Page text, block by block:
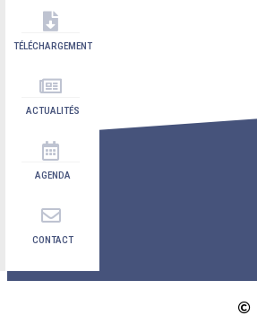
TÉLÉCHARGEMENT
ACTUALITÉS
AGENDA
CONTACT